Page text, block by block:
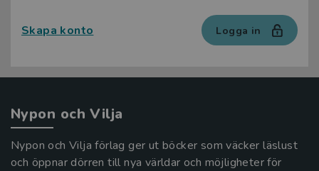
Skapa konto Logga in
Nypon och Vilja
Nypon och Vilja förlag ger ut böcker som väcker läslust
och öppnar dörren till nya världar och möjligheter för